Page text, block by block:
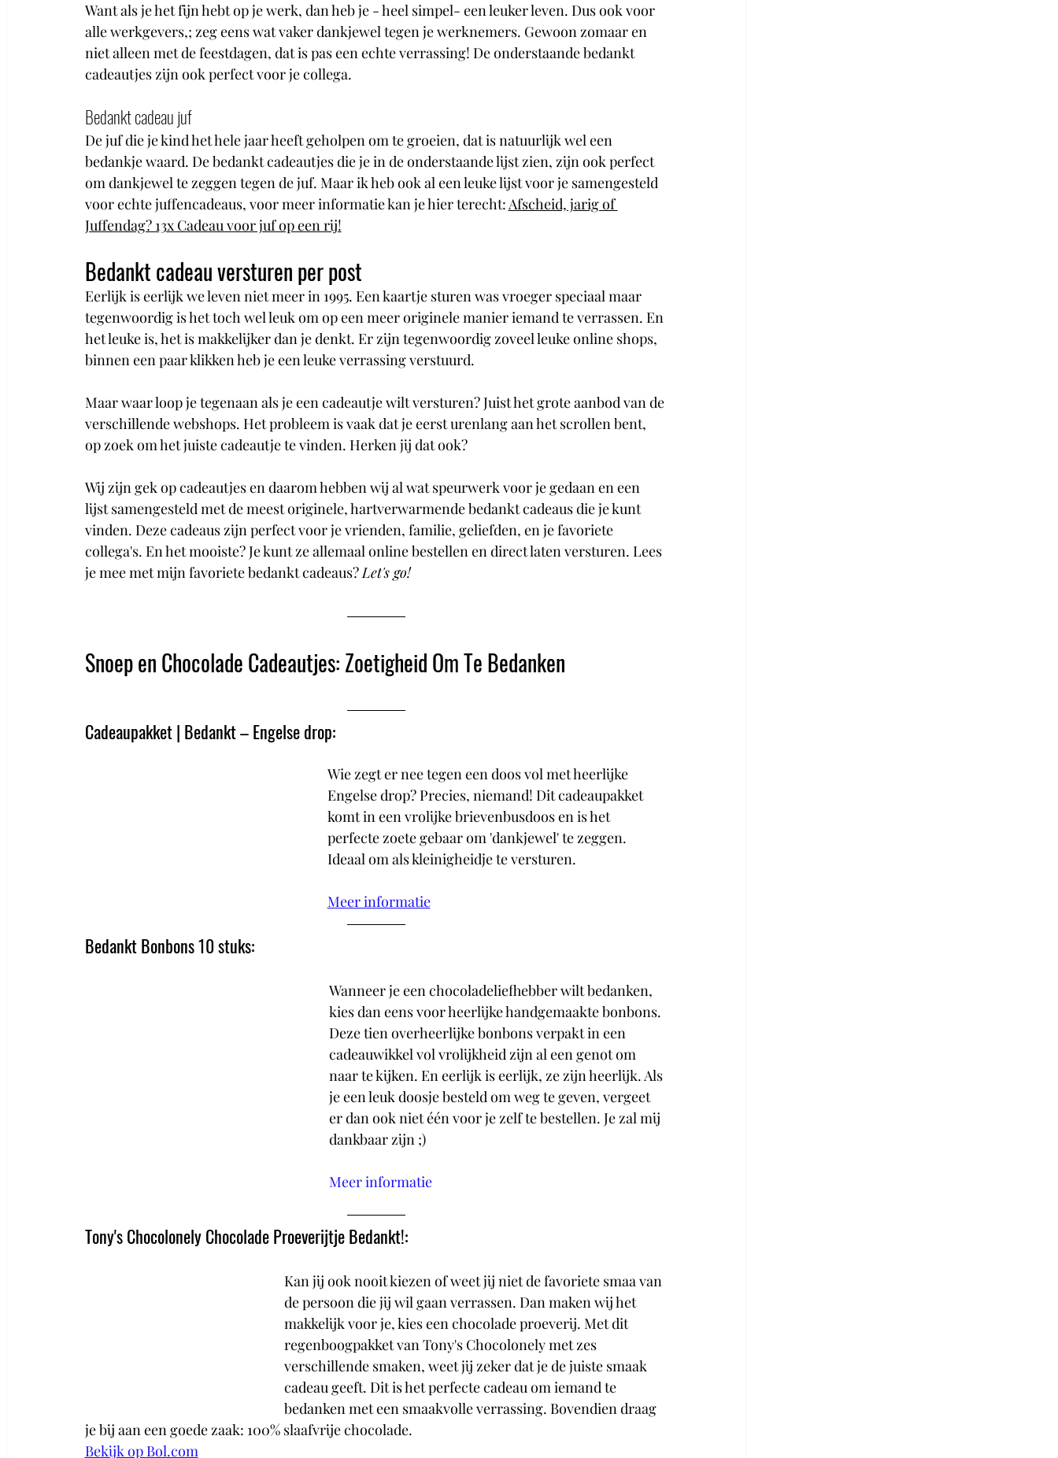
Want als je het fijn hebt op je werk, dan heb je - heel simpel- een leuker leven. Dus ook voor
alle werkgevers,; zeg eens wat vaker dankjewel tegen je werknemers. Gewoon zomaar en
niet alleen met de feestdagen, dat is pas een echte verrassing! De onderstaande bedankt
cadeautjes zijn ook perfect voor je collega.
Bedankt cadeau juf
De juf die je kind het hele jaar heeft geholpen om te groeien, dat is natuurlijk wel een
bedankje waard. De bedankt cadeautjes die je in de onderstaande lijst zien, zijn ook perfect
om dankjewel te zeggen tegen de juf. Maar ik heb ook al een leuke lijst voor je samengesteld
voor echte juffencadeaus, voor meer informatie kan je hier terecht: Afscheid, jarig of
Juffendag? 13x Cadeau voor juf op een rij!
Bedankt cadeau versturen per post
Eerlijk is eerlijk we leven niet meer in 1995. Een kaartje sturen was vroeger speciaal maar
tegenwoordig is het toch wel leuk om op een meer originele manier iemand te verrassen. En
het leuke is, het is makkelijker dan je denkt. Er zijn tegenwoordig zoveel leuke online shops,
binnen een paar klikken heb je een leuke verrassing verstuurd.
Maar waar loop je tegenaan als je een cadeautje wilt versturen? Juist het grote aanbod van de
verschillende webshops. Het probleem is vaak dat je eerst urenlang aan het scrollen bent,
op zoek om het juiste cadeautje te vinden. Herken jij dat ook?
Wij zijn gek op cadeautjes en daarom hebben wij al wat speurwerk voor je gedaan en een
lijst samengesteld met de meest originele, hartverwarmende bedankt cadeaus die je kunt
vinden. Deze cadeaus zijn perfect voor je vrienden, familie, geliefden, en je favoriete
collega's. En het mooiste? Je kunt ze allemaal online bestellen en direct laten versturen. Lees
je mee met mijn favoriete bedankt cadeaus? Let's go!
Snoep en Chocolade Cadeautjes: Zoetigheid Om Te Bedanken
Cadeaupakket | Bedankt – Engelse drop:
Wie zegt er nee tegen een doos vol met heerlijke
Engelse drop? Precies, niemand! Dit cadeaupakket
komt in een vrolijke brievenbusdoos en is het
perfecte zoete gebaar om 'dankjewel' te zeggen.
Ideaal om als kleinigheidje te versturen.
Meer informatie
Bedankt Bonbons 10 stuks:
Wanneer je een chocoladeliefhebber wilt bedanken,
kies dan eens voor heerlijke handgemaakte bonbons.
Deze tien overheerlijke bonbons verpakt in een
cadeauwikkel vol vrolijkheid zijn al een genot om
naar te kijken. En eerlijk is eerlijk, ze zijn heerlijk. Als
je een leuk doosje besteld om weg te geven, vergeet
er dan ook niet één voor je zelf te bestellen. Je zal mij
dankbaar zijn ;)
Meer informatie
Tony's Chocolonely Chocolade Proeverijtje Bedankt!:
Kan jij ook nooit kiezen of weet jij niet de favoriete smaa van
de persoon die jij wil gaan verrassen. Dan maken wij het
makkelijk voor je, kies een chocolade proeverij. Met dit
regenboogpakket van Tony's Chocolonely met zes
verschillende smaken, weet jij zeker dat je de juiste smaak
cadeau geeft. Dit is het perfecte cadeau om iemand te
bedanken met een smaakvolle verrassing. Bovendien draag
je bij aan een goede zaak: 100% slaafvrije chocolade.
Bekijk op Bol.com